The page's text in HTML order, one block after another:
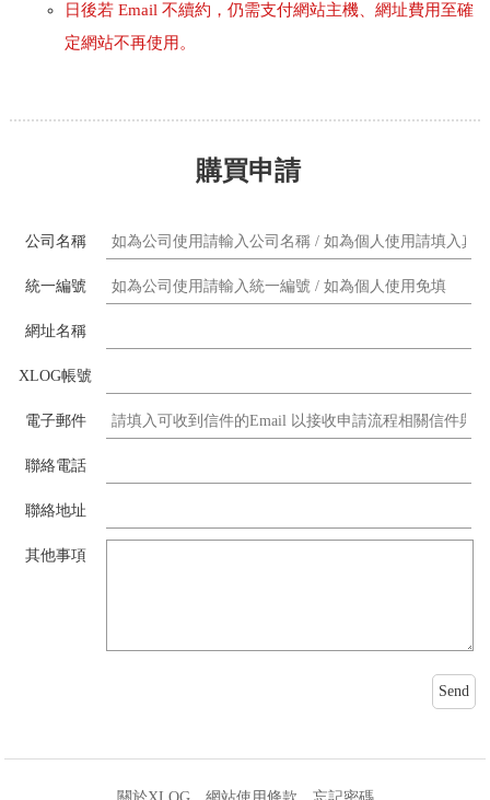
日後若 Email 不續約，仍需支付網站主機、網址費用至確
定網站不再使用。
購買申請
公司名稱
統一編號
網址名稱
XLOG帳號
電子郵件
聯絡電話
聯絡地址
其他事項